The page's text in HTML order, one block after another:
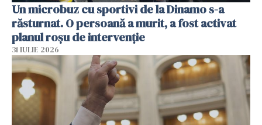
Un microbuz cu sportivi de la Dinamo s-a
răsturnat. O persoană a murit, a fost activat
planul roșu de intervenție
31 IULIE 2026